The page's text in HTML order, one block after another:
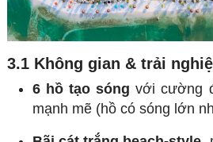
3.1 Không gian & trải
6 hồ tạo sóng với cường
mạnh mẽ (hồ có sóng lớn